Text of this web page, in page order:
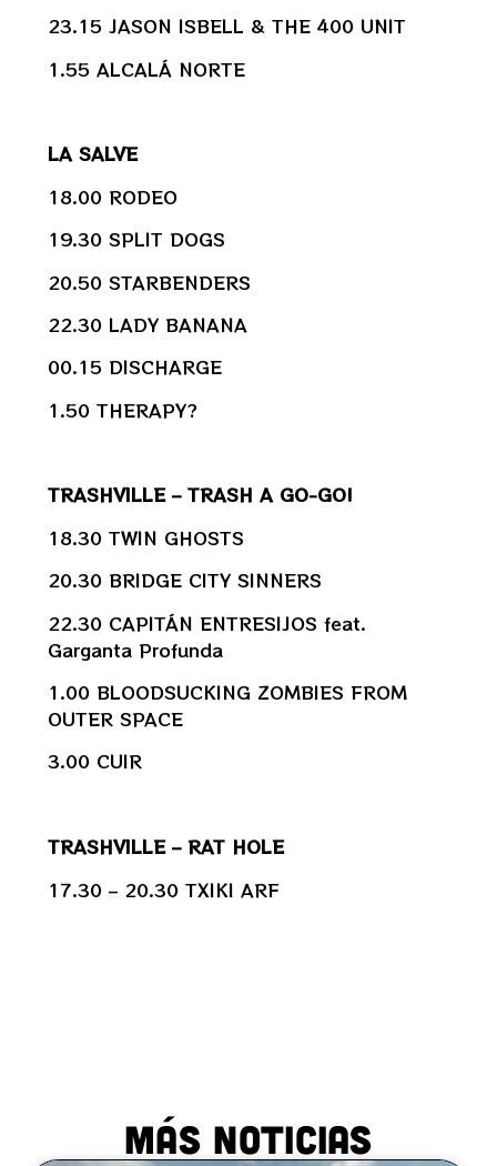
23.15 JASON ISBELL & THE 400 UNIT
1.55 ALCALÁ NORTE
LA SALVE
18.00 RODEO
19.30 SPLIT DOGS
20.50 STARBENDERS
22.30 LADY BANANA
00.15 DISCHARGE
1.50 THERAPY?
TRASHVILLE – TRASH A GO-GO!
18.30 TWIN GHOSTS
20.30 BRIDGE CITY SINNERS
22.30 CAPITÁN ENTRESIJOS feat.
Garganta Profunda
1.00 BLOODSUCKING ZOMBIES FROM
OUTER SPACE
3.00 CUIR
TRASHVILLE – RAT HOLE
17.30 – 20.30 TXIKI ARF
MÁS NOTICIAS